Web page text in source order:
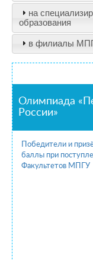
на
образования
в филиалы
Олимпиада
России»
Победители и
баллы при
Факультетов МПГУ